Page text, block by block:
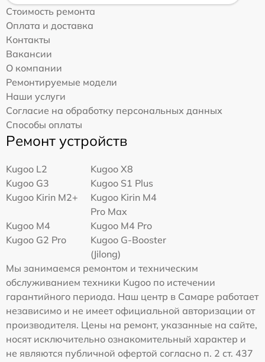
Стоимость ремонта
Оплата и доставка
Контакты
Вакансии
О компании
Ремонтируемые модели
Наши услуги
Согласие на обработку персональных данных
Способы оплаты
Ремонт устройств
Kugoo L2
Kugoo X8
Kugoo G3
Kugoo S1 Plus
Kugoo Kirin M2+
Kugoo Kirin M4
Pro Max
Kugoo M4
Kugoo M4 Pro
Kugoo G2 Pro
Kugoo G-Booster
(Jilong)
Мы занимаемся ремонтом и техническим
обслуживанием техники Kugoo по истечении
гарантийного периода. Наш центр в Самаре работает
независимо и не имеет официальной авторизации от
производителя. Цены на ремонт, указанные на сайте,
носят исключительно ознакомительный характер и
не являются публичной офертой согласно п. 2 ст. 437